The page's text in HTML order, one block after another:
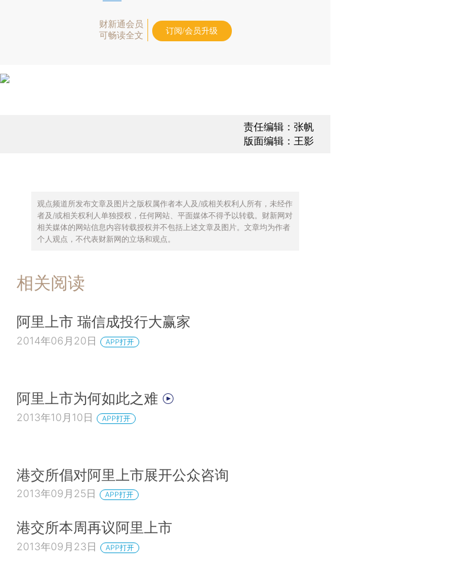
财新通会员
可畅读全文
订阅/会员升级
责任编辑：张帆
版面编辑：王影
观点频道所发布文章及图片之版权属作者本人及/或相关权利人所有，未经作
者及/或相关权利人单独授权，任何网站、平面媒体不得予以转载。财新网对
相关媒体的网站信息内容转载授权并不包括上述文章及图片。文章均为作者
个人观点，不代表财新网的立场和观点。
相关阅读
阿里上市 瑞信成投行大赢家
2014年06月20日 APP打开
阿里上市为何如此之难
2013年10月10日 APP打开
港交所倡对阿里上市展开公众咨询
2013年09月25日 APP打开
港交所本周再议阿里上市
2013年09月23日 APP打开